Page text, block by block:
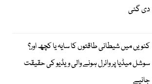
دی گئی
کنویں میں شیطانی طاقتوں کا سایہ یا کچھ اور؟
سوشل میڈیا پر وائرل ہونے والی ویڈیو کی حقیقت
جانیے